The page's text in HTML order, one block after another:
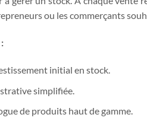
ou les commerçants
initial en stock.
simplifiée.
de produits haut de gamme.